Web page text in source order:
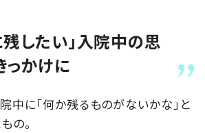
残したい」入院中の思
っかけに
中に「何か残るものがないかな」と
の。